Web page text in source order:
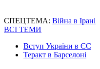
СПЕЦТЕМА: Війна в Ірані
ВСІ ТЕМИ
Вступ України в ЄС
Теракт в Барселоні